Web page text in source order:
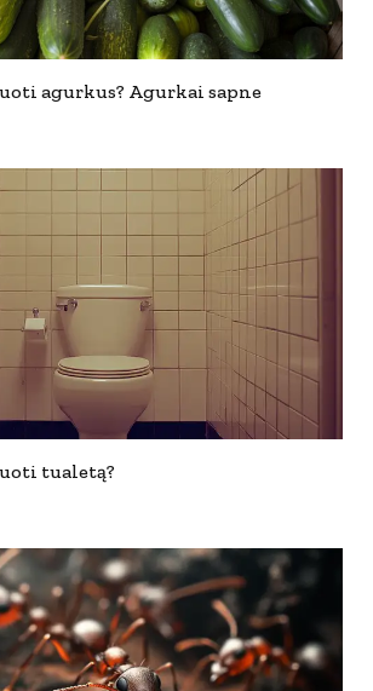
agurkus? Agurkai sapne
tualetą?